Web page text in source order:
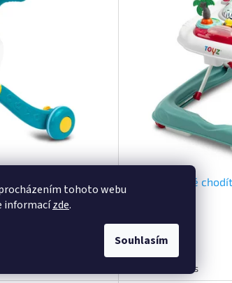
tohoto webu
informacízde.
Souhlasím
(>5 ks)
TOYZ - Dětské
tyrkysové
1 227 Kč bez DPH
/ ks